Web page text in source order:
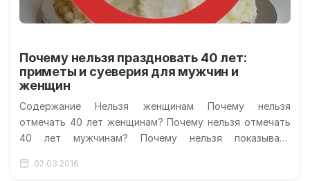
Почему нельзя праздновать 40 лет:
приметы и суеверия для мужчин и
женщин
Содержание Нельзя женщинам Почему нельзя
отмечать 40 лет женщинам? Почему нельзя отмечать
40 лет мужчинам? Почему нельзя показывать
02.03.2016